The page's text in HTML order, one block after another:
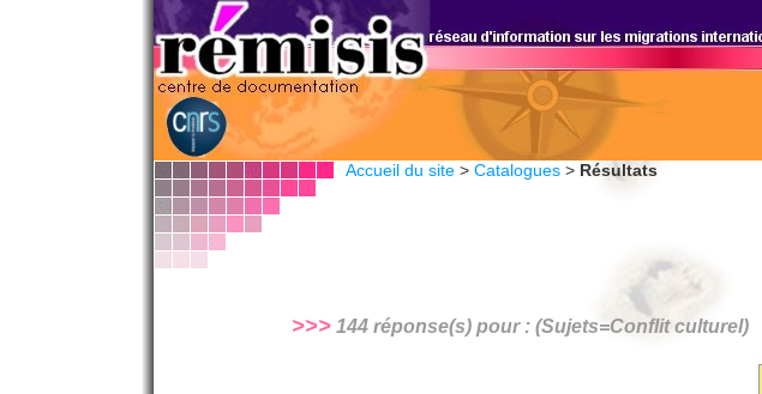
Accueil du site > Catalogues > Résultats
>>> 144 réponse(s) pour : (Sujets=Conflit culturel)